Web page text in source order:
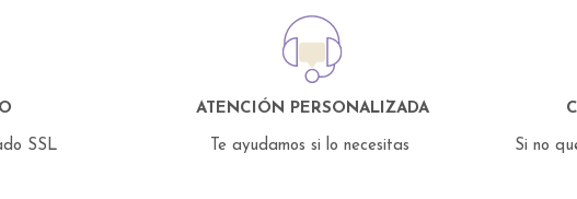
SSL
ATENCIÓN PERSONALIZADA
Te ayudamos si lo necesitas
Si no